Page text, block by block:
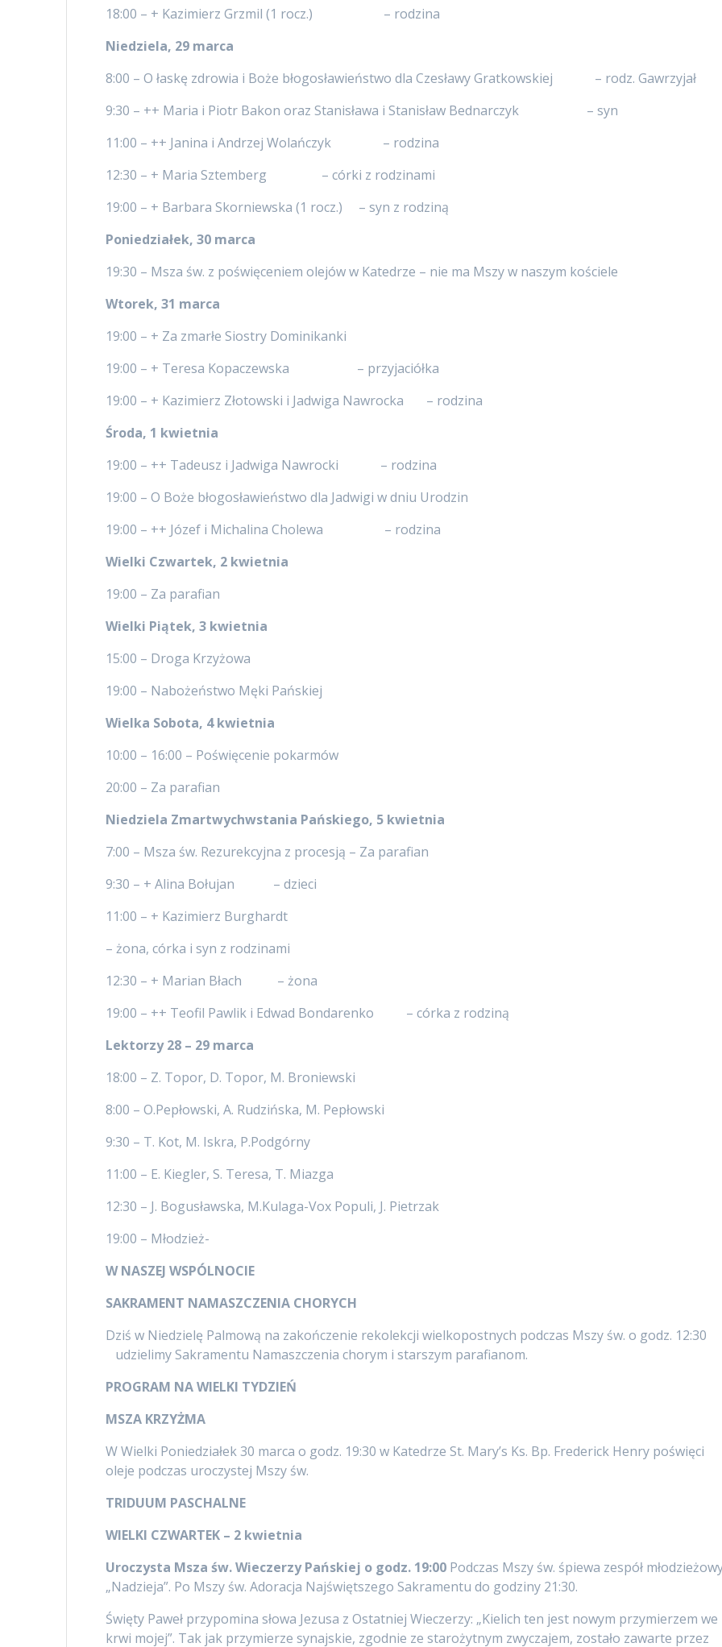
18:00 – + Kazimierz Grzmil (1 rocz.) – rodzina
Niedziela, 29 marca
8:00 – O łaskę zdrowia i Boże błogosławieństwo dla Czesławy Gratkowskiej – rodz. Gawrzyjał
9:30 – ++ Maria i Piotr Bakon oraz Stanisława i Stanisław Bednarczyk – syn
11:00 – ++ Janina i Andrzej Wolańczyk – rodzina
12:30 – + Maria Sztemberg – córki z rodzinami
19:00 – + Barbara Skorniewska (1 rocz.) – syn z rodziną
Poniedziałek, 30 marca
19:30 – Msza św. z poświęceniem olejów w Katedrze – nie ma Mszy w naszym kościele
Wtorek, 31 marca
19:00 – + Za zmarłe Siostry Dominikanki
19:00 – + Teresa Kopaczewska – przyjaciółka
19:00 – + Kazimierz Złotowski i Jadwiga Nawrocka – rodzina
Środa, 1 kwietnia
19:00 – ++ Tadeusz i Jadwiga Nawrocki – rodzina
19:00 – O Boże błogosławieństwo dla Jadwigi w dniu Urodzin
19:00 – ++ Józef i Michalina Cholewa – rodzina
Wielki Czwartek, 2 kwietnia
19:00 – Za parafian
Wielki Piątek, 3 kwietnia
15:00 – Droga Krzyżowa
19:00 – Nabożeństwo Męki Pańskiej
Wielka Sobota, 4 kwietnia
10:00 – 16:00 – Poświęcenie pokarmów
20:00 – Za parafian
Niedziela Zmartwychwstania Pańskiego, 5 kwietnia
7:00 – Msza św. Rezurekcyjna z procesją – Za parafian
9:30 – + Alina Bołujan – dzieci
11:00 – + Kazimierz Burghardt
– żona, córka i syn z rodzinami
12:30 – + Marian Błach – żona
19:00 – ++ Teofil Pawlik i Edwad Bondarenko – córka z rodziną
Lektorzy 28 – 29 marca
18:00 – Z. Topor, D. Topor, M. Broniewski
8:00 – O.Pepłowski, A. Rudzińska, M. Pepłowski
9:30 – T. Kot, M. Iskra, P.Podgórny
11:00 – E. Kiegler, S. Teresa, T. Miazga
12:30 – J. Bogusławska, M.Kulaga-Vox Populi, J. Pietrzak
19:00 – Młodzież-
W NASZEJ WSPÓLNOCIE
SAKRAMENT NAMASZCZENIA CHORYCH
Dziś w Niedzielę Palmową na zakończenie rekolekcji wielkopostnych podczas Mszy św. o godz. 12:30
udzielimy Sakramentu Namaszczenia chorym i starszym parafianom.
PROGRAM NA WIELKI TYDZIEŃ
MSZA KRZYŻMA
W Wielki Poniedziałek 30 marca o godz. 19:30 w Katedrze St. Mary’s Ks. Bp. Frederick Henry poświęci
oleje podczas uroczystej Mszy św.
TRIDUUM PASCHALNE
WIELKI CZWARTEK – 2 kwietnia
Uroczysta Msza św. Wieczerzy Pańskiej o godz. 19:00 Podczas Mszy św. śpiewa zespół
„Nadzieja”. Po Mszy św. Adoracja Najświętszego Sakramentu do godziny 21:30.
Święty Paweł przypomina słowa Jezusa z Ostatniej Wieczerzy: „Kielich ten jest nowym przymierzem we
krwi mojej”. Tak jak przymierze synajskie, zgodnie ze starożytnym zwyczajem, zostało zawarte przez